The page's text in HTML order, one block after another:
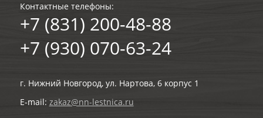
Контактные телефоны:
+7 (831) 200-48-88
+7 (930) 070-63-24
г. Нижний Новгород, ул. Нартова, 6 корпус 1
E-mail: zakaz@nn-lestnica.ru